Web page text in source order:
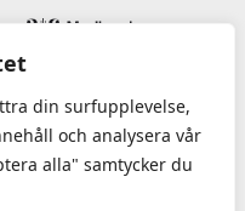
din surfupplevelse,
och analysera vår
alla" samtycker du